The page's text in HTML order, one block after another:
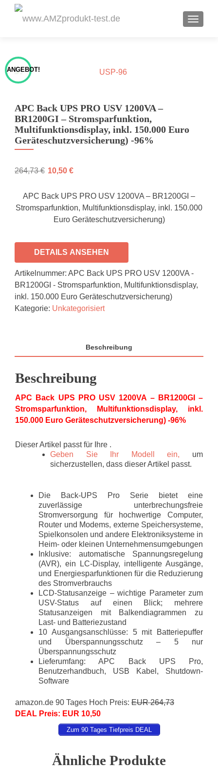
ANGEBOT!
APC Back UPS PRO USV 1200VA –
BR1200GI – Stromsparfunktion,
Multifunktionsdisplay, inkl. 150.000 Euro
Geräteschutzversicherung) -96%
264,73€ 10,50 €
APC Back UPS PRO USV 1200VA – BR1200GI –
Stromsparfunktion, Multifunktionsdisplay, inkl. 150.000
Euro Geräteschutzversicherung)
DETAILS ANSEHEN
Artikelnummer: APC Back UPS PRO USV 1200VA -
BR1200GI - Stromsparfunktion, Multifunktionsdisplay,
inkl. 150.000 Euro Geräteschutzversicherung)
Kategorie: Unkategorisiert
Beschreibung
Beschreibung
APC Back UPS PRO USV 1200VA – BR1200GI –
Stromsparfunktion, Multifunktionsdisplay, inkl.
150.000 Euro Geräteschutzversicherung) -96%
Dieser Artikel passt für Ihre .
Geben Sie Ihr Modell ein, um
sicherzustellen, dass dieser Artikel passt.
Die Back-UPS Pro Serie bietet eine
zuverlässige unterbrechungsfreie
Stromversorgung für hochwertige Computer,
Router und Modems, externe Speichersysteme,
Spielkonsolen und andere Elektroniksysteme in
Heim- oder kleinen Unternehmensumgebungen
Inklusive: automatische Spannungsregelung
(AVR), ein LC-Display, intelligente Ausgänge,
und Energiesparfunktionen für die Reduzierung
des Stromverbrauchs
LCD-Statusanzeige – wichtige Parameter zum
USV-Status auf einen Blick; mehrere
Statusanzeigen mit Balkendiagrammen zu
Last- und Batteriezustand
10 Ausgangsanschlüsse: 5 mit Batteriepuffer
und Überspannungsschutz – 5 nur
Überspannungsschutz
Lieferumfang: APC Back UPS Pro,
Benutzerhandbuch, USB Kabel, Shutdown-
Software
amazon.de 90 Tages Hoch Preis: EUR 264,73
DEAL Preis: EUR 10,50
Zum 90 Tages Tiefpreis DEAL
Ähnliche Produkte